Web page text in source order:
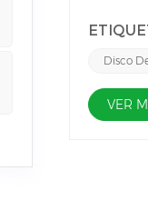
de
que la
y se
Disco
VER